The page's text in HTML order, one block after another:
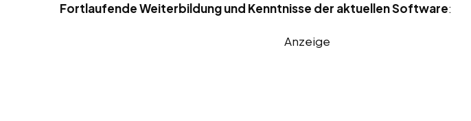
Fortlaufende Weiterbildung und Kenntnisse der aktuellen Software:
Anzeige